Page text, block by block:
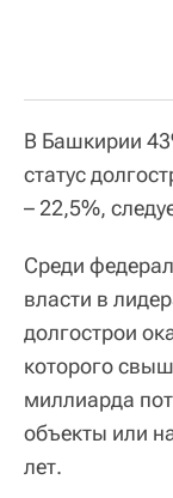
В Башкирии
статус
– 22,5%,
Среди
власти в
долгострои
которого
миллиарда
объекты или
лет.